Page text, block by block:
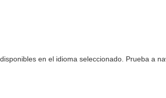
STABLECOIN JAPAN
en el idioma seleccionado. Prueba a